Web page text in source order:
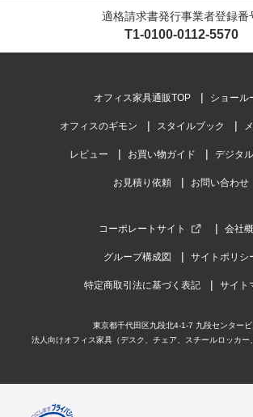
適格請求書発行事業者登録番
T1-0100-0112-5570
オフィス家具通販TOP ショール
オフィスのギモン スタイルブック
レビュー お買い物ガイド デジタ
お見積り依頼 お問い合わせ
コーポレートサイト 会社
グループ構成図 サイトポリシ
特定商取引法に基づく表記 サイト
東京都千代田区九段北4-1-7 九段センター
法人向けオフィス家具（デスク、チェア、スチールロッカー